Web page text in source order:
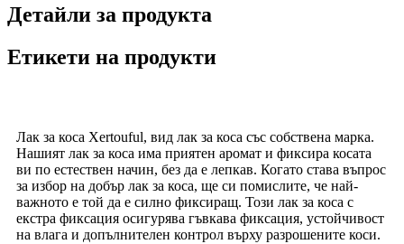
Детайли за продукта
Етикети на продукти
Лак за коса Xertouful, вид лак за коса със собствена марка.
Нашият лак за коса има приятен аромат и фиксира косата
ви по естествен начин, без да е лепкав. Когато става въпрос
за избор на добър лак за коса, ще си помислите, че най-
важното е той да е силно фиксиращ. Този лак за коса с
екстра фиксация осигурява гъвкава фиксация, устойчивост
на влага и допълнителен контрол върху разрошените коси.